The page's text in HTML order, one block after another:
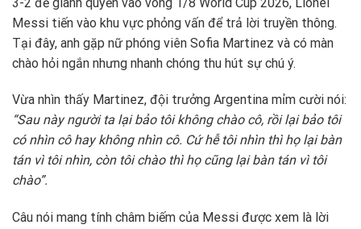
Messi tiến vào khu vực phỏng vấn để trả lời truyền thông.
Tại đây, anh gặp nữ phóng viên Sofia Martinez và có màn
chào hỏi ngắn nhưng nhanh chóng thu hút sự chú ý.
Vừa nhìn thấy Martinez, đội trưởng Argentina mỉm cười nói:
“Sau này người ta lại bảo tôi không chào cô, rồi lại bảo tôi
có nhìn cô hay không nhìn cô. Cứ hễ tôi nhìn thì họ lại bàn
tán vì tôi nhìn, còn tôi chào thì họ cũng lại bàn tán vì tôi
chào”.
Câu nói mang tính châm biếm của Messi được xem là lời